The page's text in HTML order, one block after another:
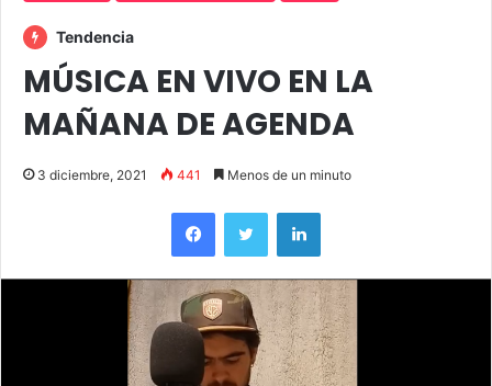
Tendencia
MÚSICA EN VIVO EN LA
MAÑANA DE AGENDA
3 diciembre, 2021 441 Menos de un minuto